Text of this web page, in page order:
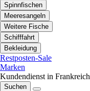
Spinnfischen
Meeresangeln
Weitere Fische
Schifffahrt
Bekleidung
Restposten-Sale
Marken
Kundendienst in Frankreich
Suchen